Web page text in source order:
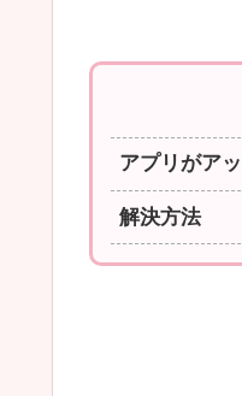
アプリがア
解決方法